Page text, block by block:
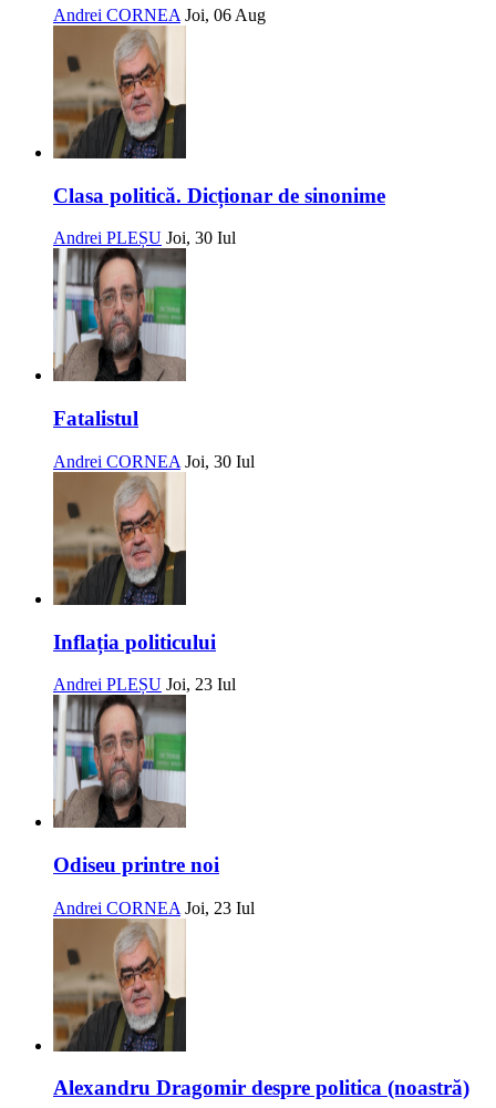
Andrei CORNEA Joi, 06 Aug
Clasa politică. Dicționar de sinonime
Andrei PLEȘU Joi, 30 Iul
Fatalistul
Andrei CORNEA Joi, 30 Iul
Inflația politicului
Andrei PLEȘU Joi, 23 Iul
Odiseu printre noi
Andrei CORNEA Joi, 23 Iul
Alexandru Dragomir despre politica (noastră)